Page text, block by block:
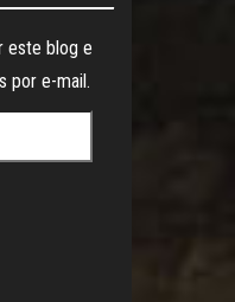
este blog e
por e-mail.